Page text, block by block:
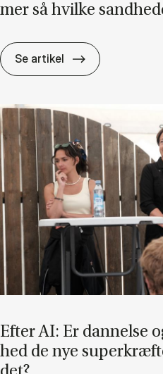
mer så hvil­ke
Se artikel Hvis vi­den er
Ef­ter AI: Er dan­nel­se
hed de nye